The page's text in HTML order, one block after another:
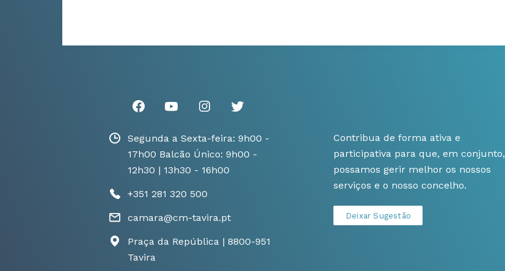
Segunda a Sexta-feira: 9h00 -
17h00 Balcão Único: 9h00 -
12h30 | 13h30 - 16h00
+351 281 320 500
camara@cm-tavira.pt
Praça da República | 8800-951
Tavira
Contribua de forma ativa e
participativa para que, em conjunto,
possamos gerir melhor os nossos
serviços e o nosso concelho.
Deixar Sugestão